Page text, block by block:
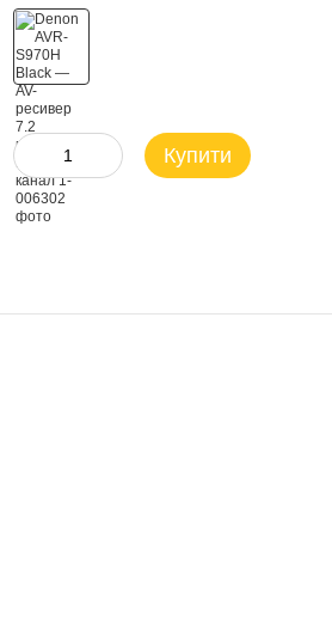
Купити